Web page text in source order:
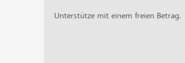
Unterstütze mit einem freien Betrag.